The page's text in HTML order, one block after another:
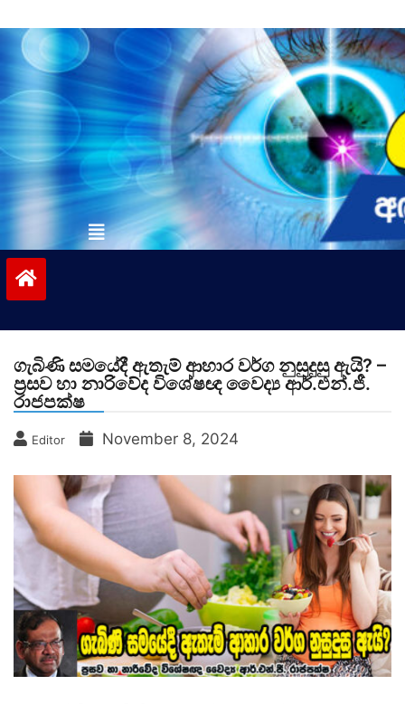
to
contentvinivida.lk
ගැබිණි සමයේදී ඇතැම් ආහාර වර්ග නුසුදුසු ඇයි? –
ප්‍රසව හා නාරිවේද විශේෂඥ වෛද්‍ය ආර්.එන්.ජී.
රාජපක්ෂ
Editor November 8, 2024